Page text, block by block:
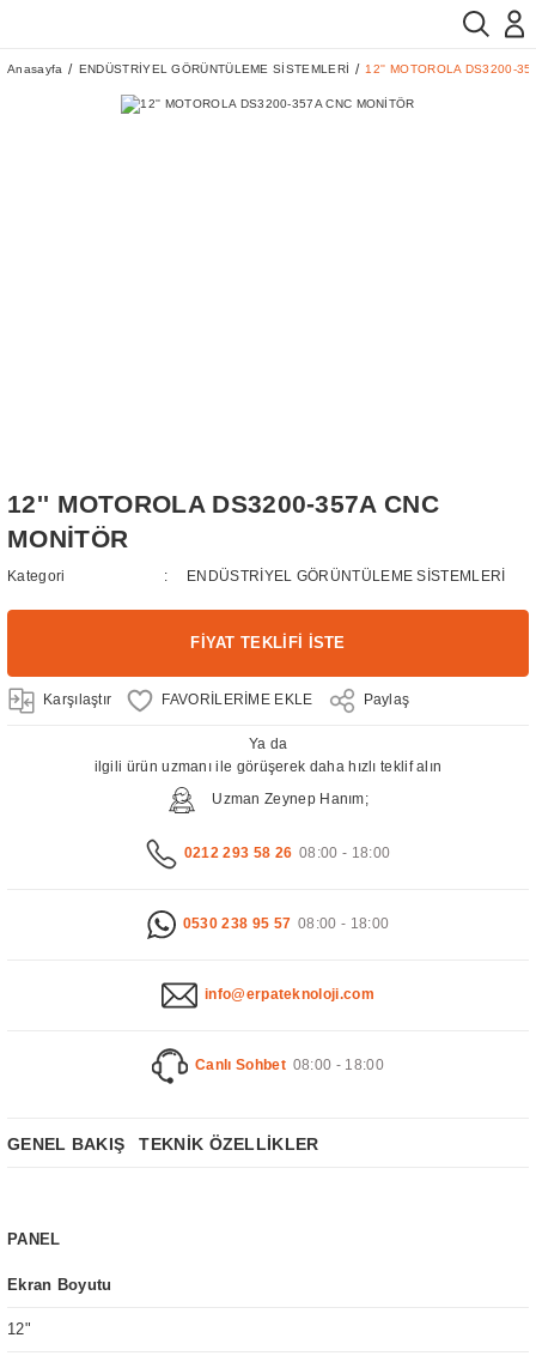
Anasayfa ENDÜSTRİYEL GÖRÜNTÜLEME SİSTEMLERİ 12'' MOTOROLA DS3200-
12'' MOTOROLA DS3200-357A CNC
MONİTÖR
Kategori ENDÜSTRİYEL GÖRÜNTÜLEME SİSTEMLERİ
FİYAT TEKLİFİ İSTE
Karşılaştır Paylaş
Ya da
ilgili ürün uzmanı ile görüşerek daha hızlı teklif alın
Uzman Zeynep Hanım;
0212 293 58 26 08:00 - 18:00
0530 238 95 57 08:00 - 18:00
info@erpateknoloji.com
Canlı Sohbet 08:00 - 18:00
GENEL BAKIŞ TEKNİK ÖZELLİKLER
PANEL
Ekran Boyutu
12"